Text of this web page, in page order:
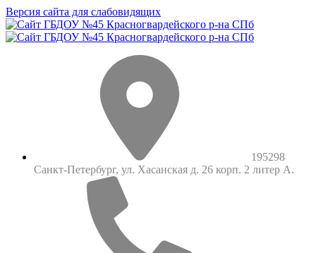
Версия сайта для слабовидящих
195298
Санкт-Петербург, ул. Хасанская д. 26 корп. 2 литер А.